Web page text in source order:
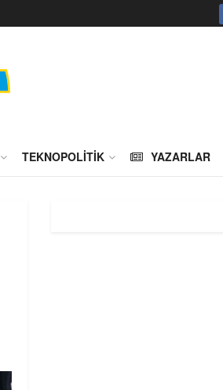
TEKNOPOLITIK YAZARLAR